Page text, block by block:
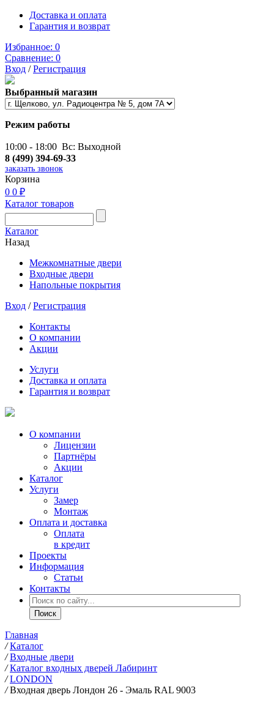
Доставка и оплата
Гарантия и возврат
Избранное: 0
Сравнение: 0
Вход /Регистрация
Выбранный магазин
Режим работы
10:00 - 18:00 Вс: Выходной
8 (499) 394-69-33
заказать звонок
Корзина
0 0 ₽
Каталог товаров
Каталог
Назад
Межкомнатные двери
Входные двери
Напольные покрытия
Вход /Регистрация
Контакты
О компании
Акции
Услуги
Доставка и оплата
Гарантия и возврат
О компании
Лицензии
Партнёры
Акции
Каталог
Услуги
Замер
Монтаж
Оплата и доставка
Оплата
в кредит
Проекты
Информация
Статьи
Контакты
Главная
/ Каталог
/ Входные двери
/ Каталог входных дверей Лабиринт
/ LONDON
/ Входная дверь Лондон 26 - Эмаль RAL 9003